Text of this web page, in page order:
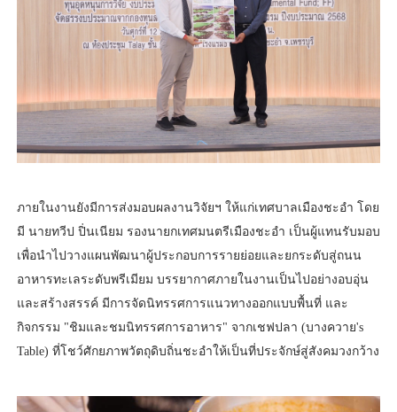
ภายในงานยังมีการส่งมอบผลงานวิจัยฯ ให้แก่เทศบาลเมืองชะอำ โดย
มี นายทวีป ปิ่นเนียม รองนายกเทศมนตรีเมืองชะอำ เป็นผู้แทนรับมอบ
เพื่อนำไปวางแผนพัฒนาผู้ประกอบการรายย่อยและยกระดับสู่ถนน
อาหารทะเลระดับพรีเมียม บรรยากาศภายในงานเป็นไปอย่างอบอุ่น
และสร้างสรรค์ มีการจัดนิทรรศการแนวทางออกแบบพื้นที่ และ
กิจกรรม "ชิมและชมนิทรรศการอาหาร" จากเชฟปลา (บางควาย's
Table) ที่โชว์ศักยภาพวัตถุดิบถิ่นชะอำให้เป็นที่ประจักษ์สู่สังคมวงกว้าง